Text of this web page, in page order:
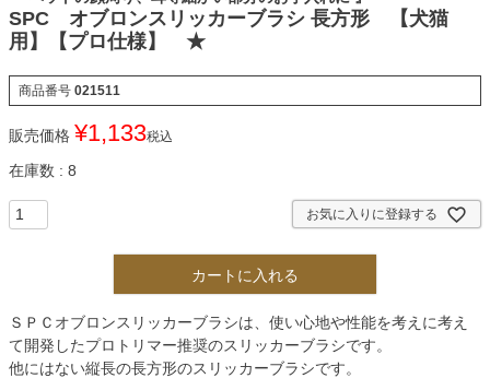
SPC オブロンスリッカーブラシ 長方形 【犬猫
用】【プロ仕様】 ★
商品番号 021511
販売価格 ¥1,133税込
在庫数 8
お気に入りに登録する
カートに入れる
ＳＰＣオブロンスリッカーブラシは、使い心地や性能を考えに考え
て開発したプロトリマー推奨のスリッカーブラシです。
他にはない縦長の長方形のスリッカーブラシです。